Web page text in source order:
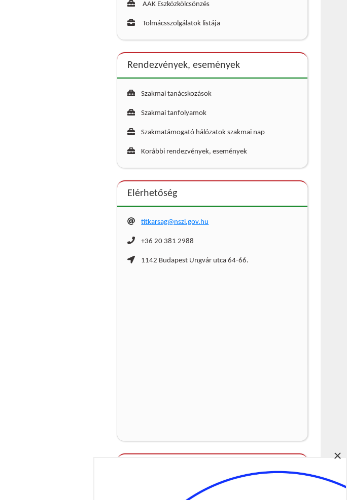
×
AAK Eszközkölcsönzés
Tolmácsszolgálatok listája
Rendezvények, események
Szakmai tanácskozások
Szakmai tanfolyamok
Szakmatámogató hálózatok szakmai nap
Korábbi rendezvények, események
Elérhetőség
titkarsag@nszi.gov.hu
+36 20 381 2988
1142 Budapest Ungvár utca 64-66.